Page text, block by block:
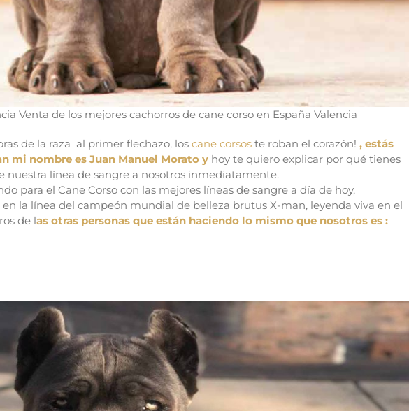
Venta de los mejores cachorros de cane corso en España Valencia
de la raza al primer flechazo, los cane corsos te roban el corazón! , estás
mi nombre es Juan Manuel Morato y hoy te quiero explicar por qué tienes
nuestra línea de sangre a nosotros inmediatamente.
para el Cane Corso con las mejores líneas de sangre a día de hoy,
en la línea del campeón mundial de belleza brutus X-man, leyenda viva en el
de las otras personas que están haciendo lo mismo que nosotros es :